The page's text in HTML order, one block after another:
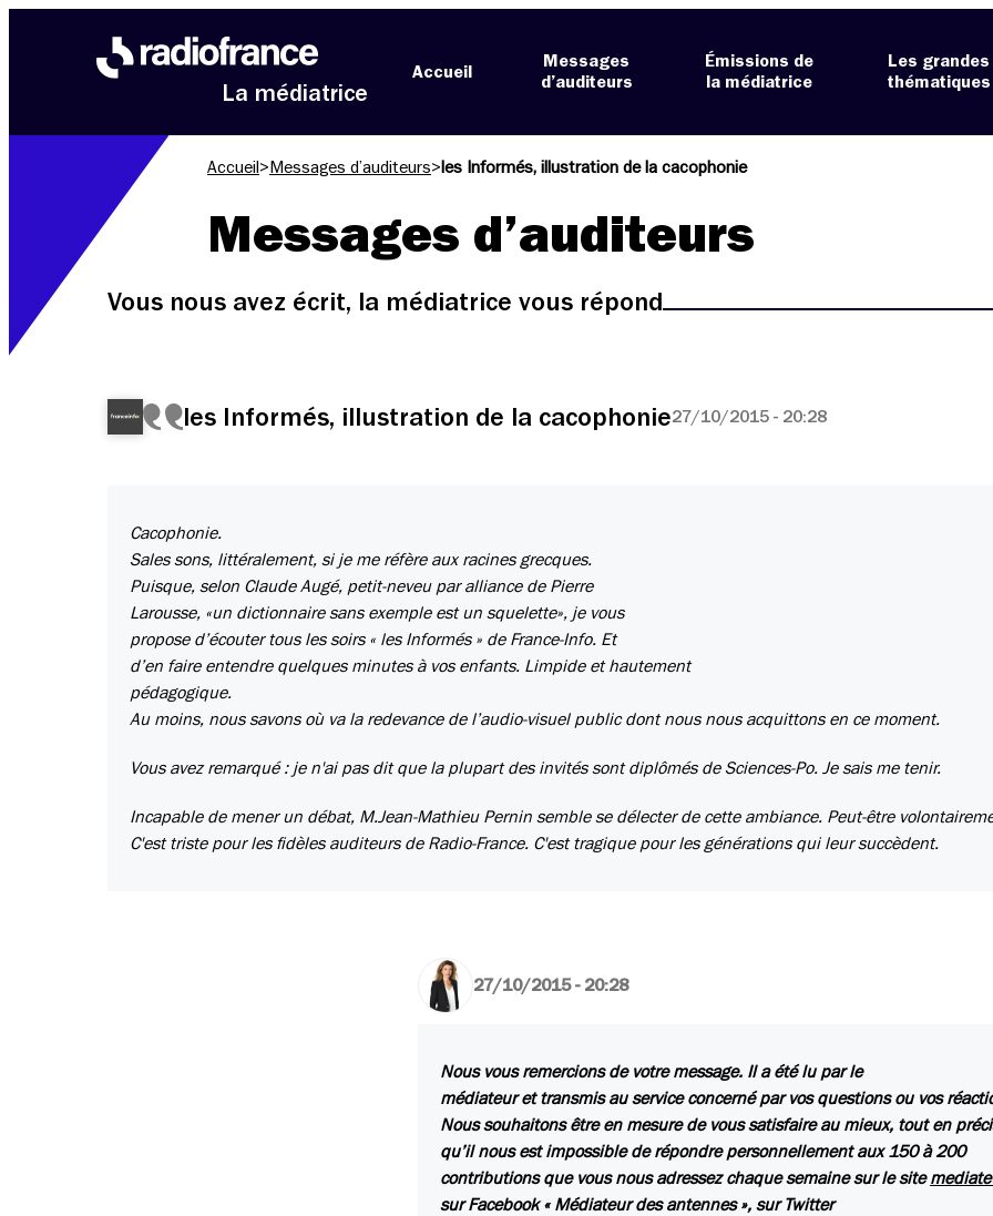
La médiatrice
Accueil
Messages
d’auditeurs
Émissions de
la médiatrice
Les grandes
thématiques
Accueil > Messages d’auditeurs> les Informés, illustration de la cacophonie
Messages d’auditeurs
Vous nous avez écrit, la médiatrice vous répond
les Informés, illustration de la cacophonie27/10/2015 - 20:28
Cacophonie.
Sales sons, littéralement, si je me réfère aux racines grecques.
Puisque, selon Claude Augé, petit-neveu par alliance de Pierre
Larousse, «un dictionnaire sans exemple est un squelette», je vous
propose d’écouter tous les soirs « les Informés » de France-Info. Et
d’en faire entendre quelques minutes à vos enfants. Limpide et hautement
pédagogique.
Au moins, nous savons où va la redevance de l’audio-visuel public dont nous nous acquittons en ce moment.
Vous avez remarqué : je n'ai pas dit que la plupart des invités sont diplômés de Sciences-Po. Je sais me tenir.
Incapable de mener un débat, M.Jean-Mathieu Pernin semble se délecter de cette ambiance. Peut-être
C'est triste pour les fidèles auditeurs de Radio-France. C'est tragique pour les générations qui leur succèdent.
27/10/2015 - 20:28
Nous vous remercions de votre message. Il a été lu par le
médiateur et transmis au service concerné par vos questions ou vos
Nous souhaitons être en mesure de vous satisfaire au mieux, tout en
qu’il nous est impossible de répondre personnellement aux 150 à 200
contributions que vous nous adressez chaque semaine sur le site
sur Facebook « Médiateur des antennes », sur Twitter